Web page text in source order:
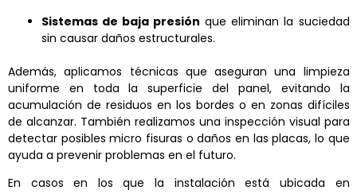
Sistemas de baja presión que eliminan la suciedad
sin causar daños estructurales.
Además, aplicamos técnicas que aseguran una limpieza
uniforme en toda la superficie del panel, evitando la
acumulación de residuos en los bordes o en zonas difíciles
de alcanzar. También realizamos una inspección visual para
detectar posibles micro fisuras o daños en las placas, lo que
ayuda a prevenir problemas en el futuro.
En casos en los que la instalación está ubicada en